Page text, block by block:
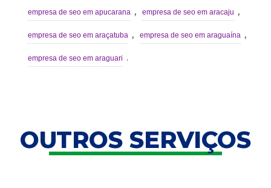
empresa de seo em apucarana , empresa de seo em aracaju ,
empresa de seo em araçatuba , empresa de seo em araguaína ,
empresa de seo em araguari .
OUTROS SERVIÇOS